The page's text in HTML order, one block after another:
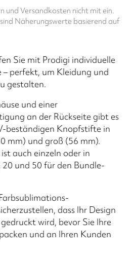
und Versandkosten nicht mit ein.
Näherungswerte basierend auf
Sie mit Prodigi individuelle
– perfekt, um Kleidung und
gestalten.
und einer
an der Rückseite gibt es
beständigen Knopfstifte in
mm) und groß (56 mm).
auch einzeln oder in
und 50 für den Bundle-
dass Ihr Design
wird, bevor Sie Ihre
und an Ihren Kunden